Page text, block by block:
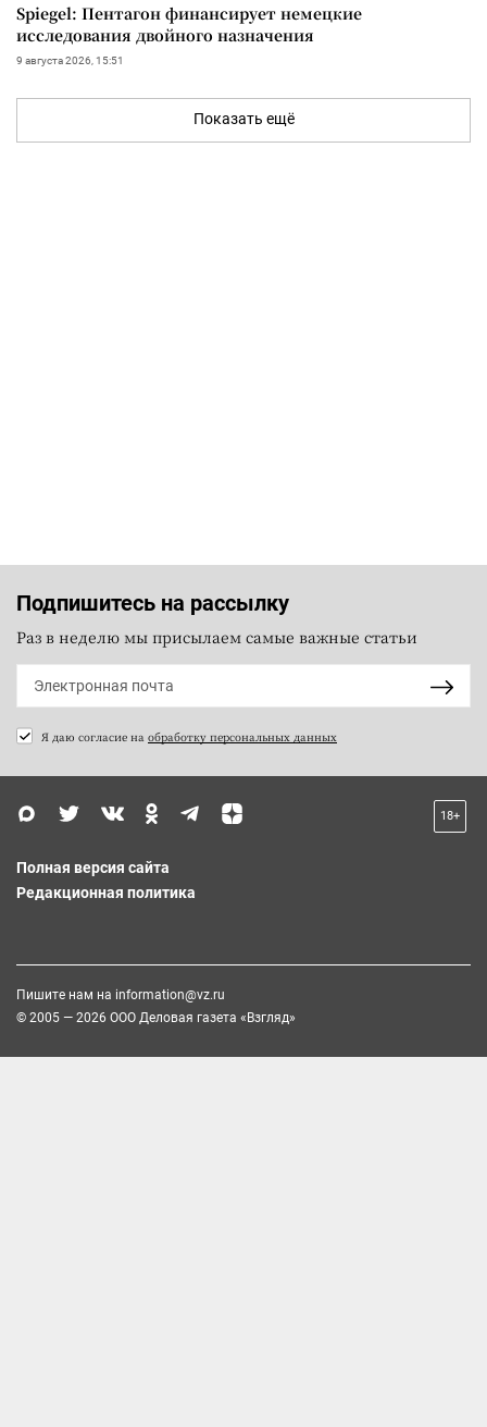
Spiegel: Пентагон финансирует немецкие
исследования двойного назначения
9 августа 2026, 15:51
Показать ещё
Подпишитесь на рассылку
Раз в неделю мы присылаем самые важные статьи
Я даю согласие на обработку персональных данных
18+
Полная версия сайта
Редакционная политика
Пишите нам на information@vz.ru
© 2005 — 2026 ООО Деловая газета «Взгляд»